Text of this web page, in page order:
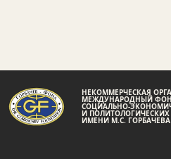
НЕКОММЕРЧЕСКАЯ
МЕЖДУНАРОДНЫЙ
СОЦИАЛЬНО-
И
ИМЕНИ М.С.